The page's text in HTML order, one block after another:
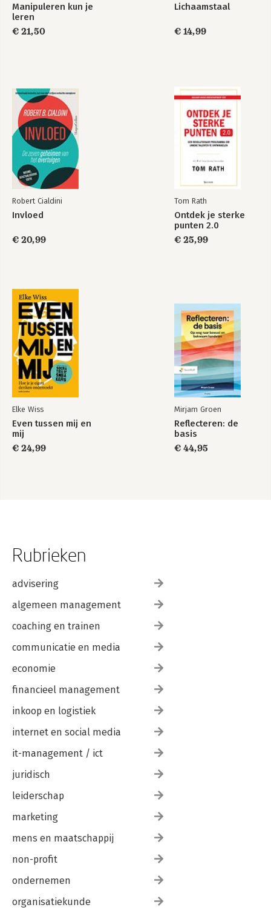
Lichaamstaal
Manipuleren kun je
leren
Bekijk alle boeken
Manipuleren kun je
leren
€ 21,50
Lichaamstaal
€ 14,99
Robert Cialdini
Invloed
€ 20,99
Tom Rath
Ontdek je sterke
punten 2.0
€ 25,99
Elke Wiss
Even tussen mij en
mij
€ 24,99
Mirjam Groen
Reflecteren: de
basis
€ 44,95
Rubrieken
advisering
algemeen management
coaching en trainen
communicatie en media
economie
financieel management
inkoop en logistiek
internet en social media
it-management / ict
juridisch
leiderschap
marketing
mens en maatschappij
non-profit
ondernemen
organisatiekunde